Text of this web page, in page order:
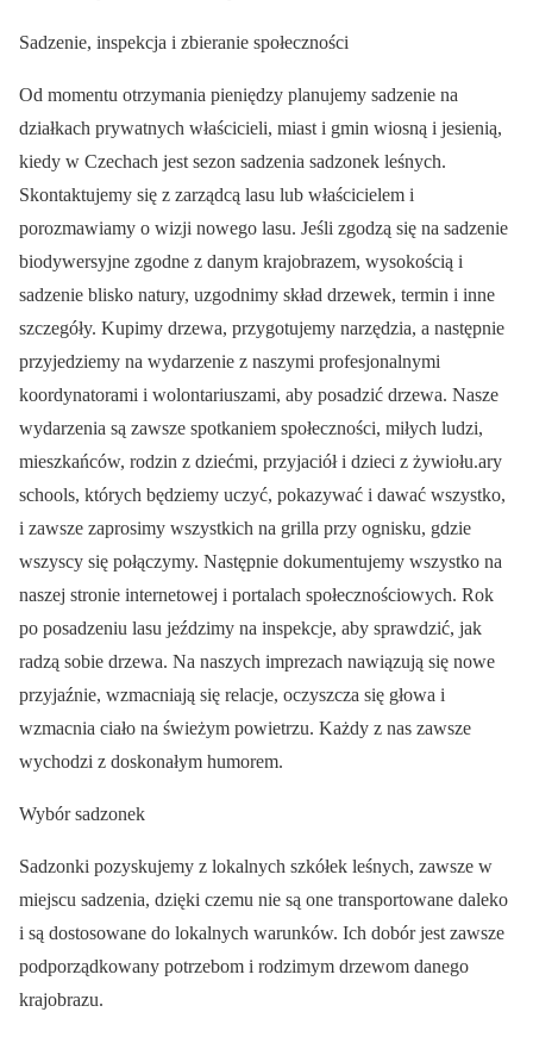
Sadzenie, inspekcja i zbieranie społeczności
Od momentu otrzymania pieniędzy planujemy sadzenie na
działkach prywatnych właścicieli, miast i gmin wiosną i jesienią,
kiedy w Czechach jest sezon sadzenia sadzonek leśnych.
Skontaktujemy się z zarządcą lasu lub właścicielem i
porozmawiamy o wizji nowego lasu. Jeśli zgodzą się na sadzenie
biodywersyjne zgodne z danym krajobrazem, wysokością i
sadzenie blisko natury, uzgodnimy skład drzewek, termin i inne
szczegóły. Kupimy drzewa, przygotujemy narzędzia, a następnie
przyjedziemy na wydarzenie z naszymi profesjonalnymi
koordynatorami i wolontariuszami, aby posadzić drzewa. Nasze
wydarzenia są zawsze spotkaniem społeczności, miłych ludzi,
mieszkańców, rodzin z dziećmi, przyjaciół i dzieci z żywiołu.ary
schools, których będziemy uczyć, pokazywać i dawać wszystko,
i zawsze zaprosimy wszystkich na grilla przy ognisku, gdzie
wszyscy się połączymy. Następnie dokumentujemy wszystko na
naszej stronie internetowej i portalach społecznościowych. Rok
po posadzeniu lasu jeździmy na inspekcje, aby sprawdzić, jak
radzą sobie drzewa. Na naszych imprezach nawiązują się nowe
przyjaźnie, wzmacniają się relacje, oczyszcza się głowa i
wzmacnia ciało na świeżym powietrzu. Każdy z nas zawsze
wychodzi z doskonałym humorem.
Wybór sadzonek
Sadzonki pozyskujemy z lokalnych szkółek leśnych, zawsze w
miejscu sadzenia, dzięki czemu nie są one transportowane daleko
i są dostosowane do lokalnych warunków. Ich dobór jest zawsze
podporządkowany potrzebom i rodzimym drzewom danego
krajobrazu.